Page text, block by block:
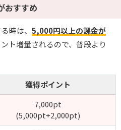
おすすめ
時は、 5,000円以上の課金が
ト増量されるので、普段より
獲得ポイント
7,000pt
(5,000pt+2,000pt)